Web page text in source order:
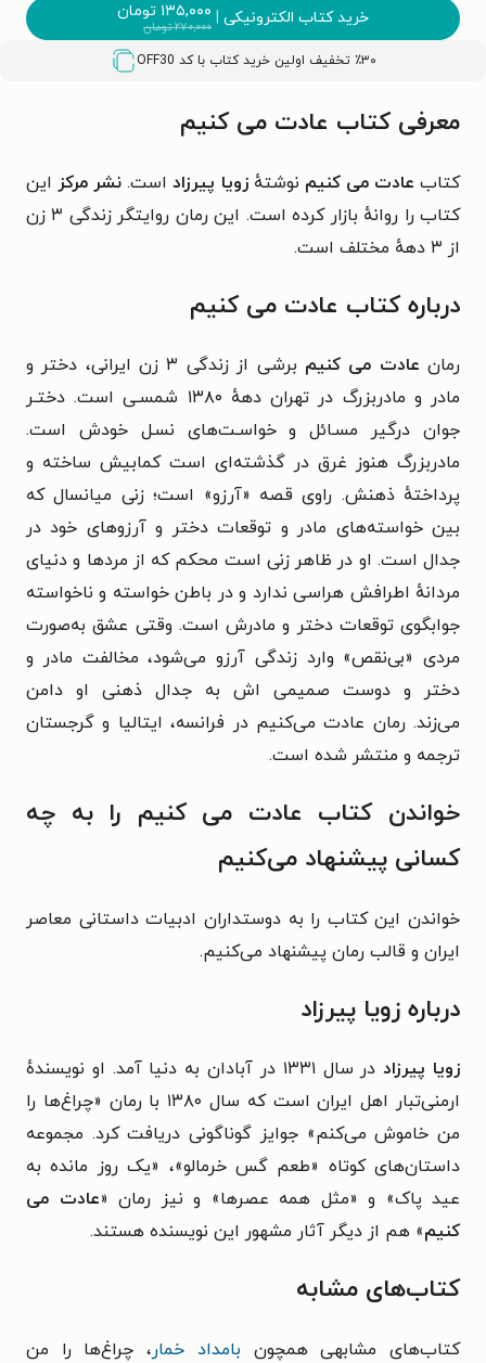
خرید کتاب الکترونیکی | ۱۳۵,۰۰۰ تومان
۲۷۰,۰۰۰تومان
٪۳۰ تخفیف اولین خرید کتاب با کد OFF30
معرفی کتاب عادت می کنیم
کتاب عادت می کنیم نوشتهٔزویا پیرزاداست. نشر مرکز این
کتاب را روانهٔ بازار کرده است. این رمان روایتگر زندگی ۳ زن
از ۳ دههٔ مختلف است.
درباره کتاب عادت می کنیم
رمان عادت می کنیم
برشی از زندگی ۳ زن ایرانی، دختر و
مادر و مادربزرگ در تهران دههٔ ۱۳۸۰ شمسـی است. دختـر
جوان درگیر مسـائل و خواسـت‌های نسـل خودش است.
مادربزرگ هنوز غرق در گذشته‌ای است کمابیش ساخته و
پرداخته‌ٔ ذهنش. راوی قصه «آرزو» است؛ زنی میانسال که
بین خواسته‌های مادر و توقعات دختر و آرزوهای خود در
جدال است. او در ظاهر زنی است محکم که از مردها و دنیای
مردانهٔ اطرافش هراسی ندارد و در باطن خواسته و ناخواسته
جوابگوی توقعات دختر و مادرش است. وقتی عشق به‌صورت
مردی «بی‌نقص» وارد زندگی آرزو می‌شود، مخالفت مادر و
دختر و دوست صمیمی ‌اش به جدال ذهنی او دامن
می‌زند. رمان عادت می‌کنیم در فرانسه، ایتالیا و گرجستان
ترجمه و منتشر شده است.
خواندن کتاب عادت می کنیم را به چه
کسانی پیشنهاد می‌کنیم
خواندن این کتاب را به دوستداران ادبیات داستانی معاصر
ایران و قالب رمان پیشنهاد می‌کنیم.
درباره زویا پیرزاد
زویا پیرزاد
در سال ۱۳۳۱ در آبادان به دنیا آمد. او نویسندهٔ
ارمنی‌تبار اهل ایران است که سال ۱۳۸۰ با رمان «چراغ‌ها را
من خاموش می‌کنم» جوایز گوناگونی دریافت کرد. مجموعه
داستان‌های کوتاه «طعم گس خرمالو»، «یک روز مانده به
عید پاک» و «مثل همه عصرها» و نیز رمان «عادت می
کنیم» هم از دیگر آثار مشهور این نویسنده هستند.
کتاب‌های مشابه
کتاب‌های مشابهی همچون بامداد خمار، چراغ‌ها را من